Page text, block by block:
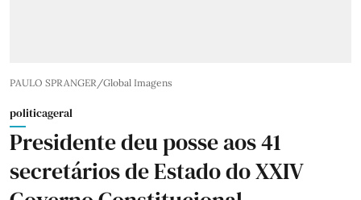
PAULO SPRANGER/Global Imagens
politicageral
Presidente deu posse aos 41
secretários de Estado do XXIV